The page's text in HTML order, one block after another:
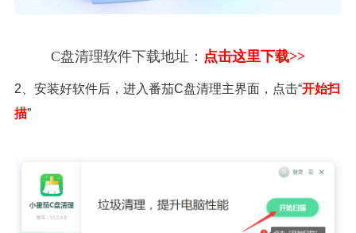
C盘清理软件下载地址： 点击这里下载>>
2、安装好软件后，进入番茄C盘清理主界面，点击“开始扫
描”